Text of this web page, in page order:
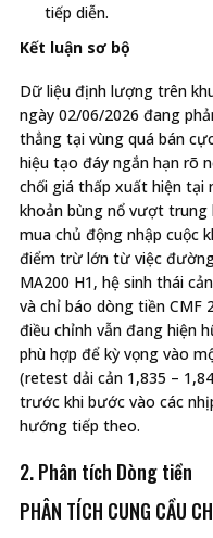
tiếp diễn.
Kết luận sơ bộ
Dữ liệu định lượng trên
ngày 02/06/2026 đang
thẳng tại vùng quá bán
hiệu tạo đáy ngắn hạn rõ
chối giá thấp xuất hiện tại
khoản bùng nổ vượt trung
mua chủ động nhập cuộc
điểm trừ lớn từ việc
MA200 H1, hệ sinh thái
và chỉ báo dòng tiền CMF
điều chỉnh vẫn đang hiện
phù hợp để kỳ vọng vào
(retest dải cản 1,835 –
trước khi bước vào các
hướng tiếp theo.
2. Phân tích Dòng tiền
PHÂN TÍCH CUNG CẦU